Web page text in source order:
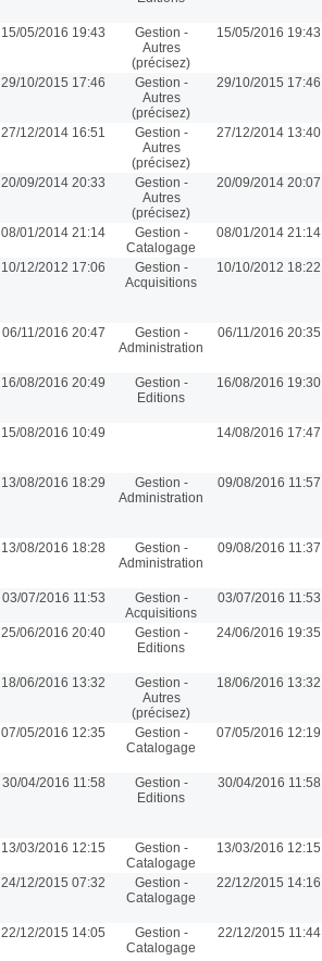
15/05/2016 19:43
Gestion -
Autres
(précisez)
15/05/2016 19:43
29/10/2015 17:46
Gestion -
Autres
(précisez)
29/10/2015 17:46
27/12/2014 16:51
Gestion -
Autres
(précisez)
27/12/2014 13:40
20/09/2014 20:33
Gestion -
Autres
(précisez)
20/09/2014 20:07
08/01/2014 21:14
Gestion -
Catalogage
08/01/2014 21:14
10/12/2012 17:06
Gestion -
Acquisitions
10/10/2012 18:22
06/11/2016 20:47
Gestion -
Administration
06/11/2016 20:35
16/08/2016 20:49
Gestion -
Editions
16/08/2016 19:30
15/08/2016 10:49 14/08/2016 17:47
13/08/2016 18:29
Gestion -
Administration
09/08/2016 11:57
13/08/2016 18:28
Gestion -
Administration
09/08/2016 11:37
03/07/2016 11:53
Gestion -
Acquisitions
03/07/2016 11:53
25/06/2016 20:40
Gestion -
Editions
24/06/2016 19:35
18/06/2016 13:32
Gestion -
Autres
(précisez)
18/06/2016 13:32
07/05/2016 12:35
Gestion -
Catalogage
07/05/2016 12:19
30/04/2016 11:58
Gestion -
Editions
30/04/2016 11:58
13/03/2016 12:15
Gestion -
Catalogage
13/03/2016 12:15
24/12/2015 07:32
Gestion -
Catalogage
22/12/2015 14:16
22/12/2015 14:05
Gestion -
Catalogage
22/12/2015 11:44